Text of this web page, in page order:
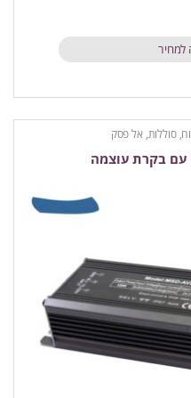
סוללות, אל פסק
עם בקרת עוצמה